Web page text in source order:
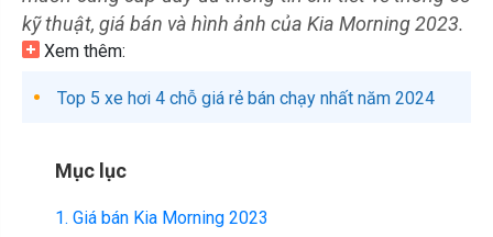
kỹ thuật, giá bán và hình ảnh của Kia Morning 2023.
Xem thêm:
Top 5 xe hơi 4 chỗ giá rẻ bán chạy nhất năm 2024
Mục lục
1. Giá bán Kia Morning 2023